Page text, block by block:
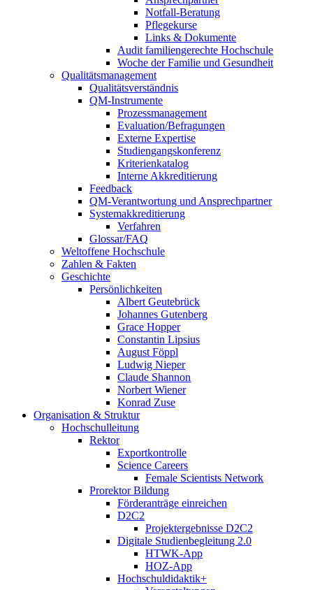
Notfall-Beratung
Pflegekurse
Links & Dokumente
Audit familiengerechte Hochschule
Woche der Familie und Gesundheit
Qualitätsmanagement
Qualitätsverständnis
QM-Instrumente
Prozessmanagement
Evaluation/Befragungen
Externe Expertise
Studiengangskonferenz
Kriterienkatalog
Interne Akkreditierung
Feedback
QM-Verantwortung und Ansprechpartner
Systemakkreditierung
Verfahren
Glossar/FAQ
Weltoffene Hochschule
Zahlen & Fakten
Geschichte
Persönlichkeiten
Albert Geutebrück
Johannes Gutenberg
Grace Hopper
Constantin Lipsius
August Föppl
Ludwig Nieper
Claude Shannon
Norbert Wiener
Konrad Zuse
Organisation & Struktur
Hochschulleitung
Rektor
Exportkontrolle
Science Careers
Female Scientists Network
Prorektor Bildung
Förderanträge einreichen
D2C2
Projektergebnisse D2C2
Digitale Studienbegleitung 2.0
HTWK-App
HOZ-App
Hochschuldidaktik+